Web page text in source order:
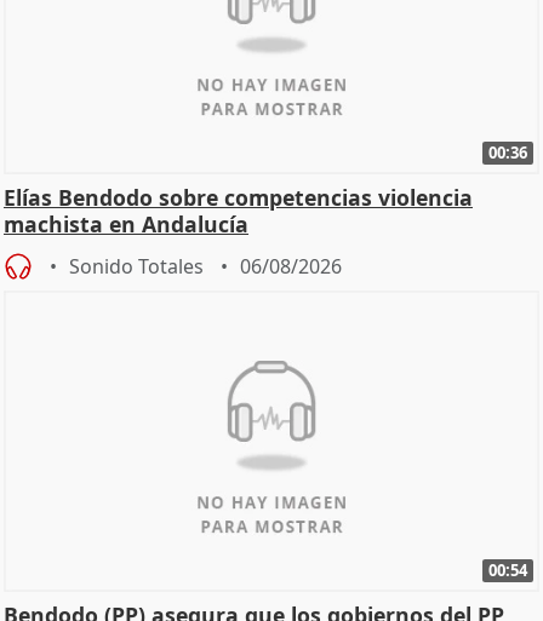
00:36
Elías Bendodo sobre competencias violencia
machista en Andalucía
Sonido Totales 06/08/2026
00:54
Bendodo (PP) asegura que los gobiernos del PP